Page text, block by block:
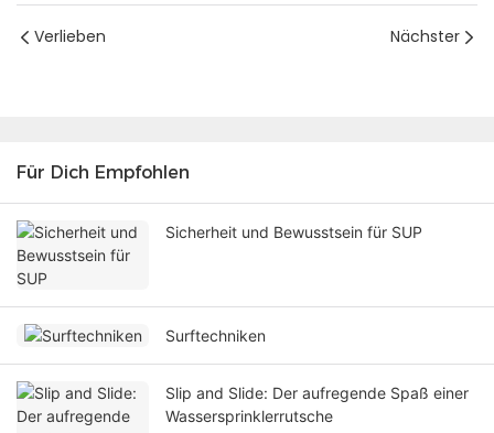
Verlieben Nächster
Für Dich Empfohlen
Sicherheit und Bewusstsein für SUP
Surftechniken
Slip and Slide: Der aufregende Spaß einer
Wassersprinklerrutsche